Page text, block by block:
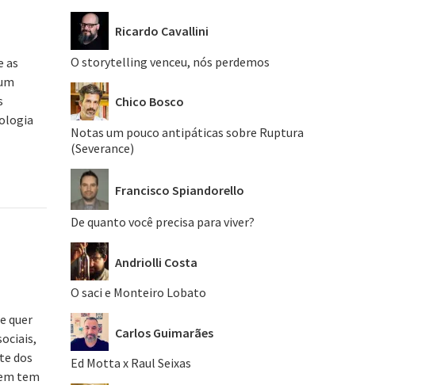
as
quer
dos
tem
Ricardo Cavallini
O storytelling venceu, nós perdemos
Chico Bosco
Notas um pouco antipáticas sobre Ruptura
(Severance)
Francisco Spiandorello
De quanto você precisa para viver?
Andriolli Costa
O saci e Monteiro Lobato
Carlos Guimarães
Ed Motta x Raul Seixas